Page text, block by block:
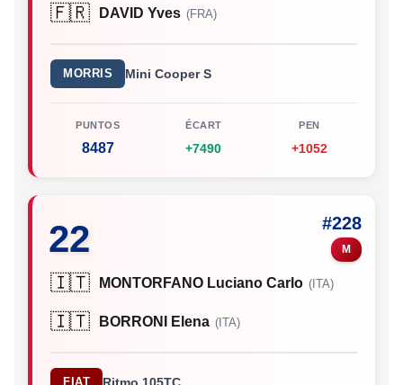
🇫🇷 DAVID Yves (FRA)
MORRIS Mini Cooper S
PUNTOS
8487
ÉCART
+7490
PEN
+1052
22 #228
M
🇮🇹 MONTORFANO Luciano Carlo (ITA)
🇮🇹 BORRONI Elena (ITA)
FIAT Ritmo 105TC